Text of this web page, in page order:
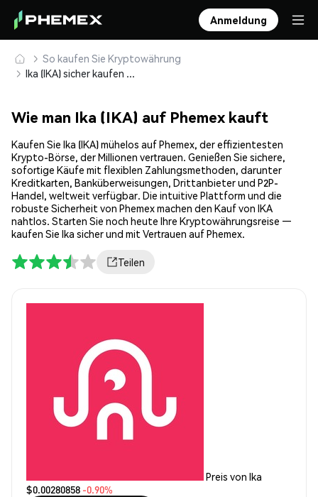
Anmeldung
So kaufen Sie Kryptowährung
Ika (IKA) sicher kaufen und speichern
Wie man Ika (IKA) auf Phemex kauft
Kaufen Sie Ika (IKA) mühelos auf Phemex, der effizientesten
Krypto-Börse, der Millionen vertrauen. Genießen Sie sichere,
sofortige Käufe mit flexiblen Zahlungsmethoden, darunter
Kreditkarten, Banküberweisungen, Drittanbieter und P2P-
Handel, weltweit verfügbar. Die intuitive Plattform und die
robuste Sicherheit von Phemex machen den Kauf von IKA
nahtlos. Starten Sie noch heute Ihre Kryptowährungsreise —
kaufen Sie Ika sicher und mit Vertrauen auf Phemex.
Teilen
Preis von Ika
$0.00280858 -0.90%